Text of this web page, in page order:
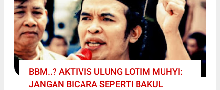
BBM..? AKTIVIS ULUNG LOTIM MUHYI:
JANGAN BICARA SEPERTI BAKUL